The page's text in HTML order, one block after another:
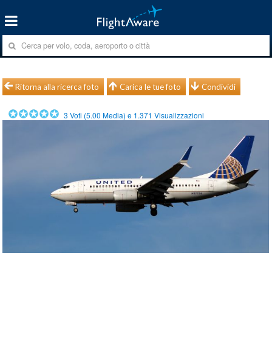
Ritorna alla ricerca foto Carica le tue foto Condividi
3 Voti (5.00 Media) e 1.371 Visualizzazioni